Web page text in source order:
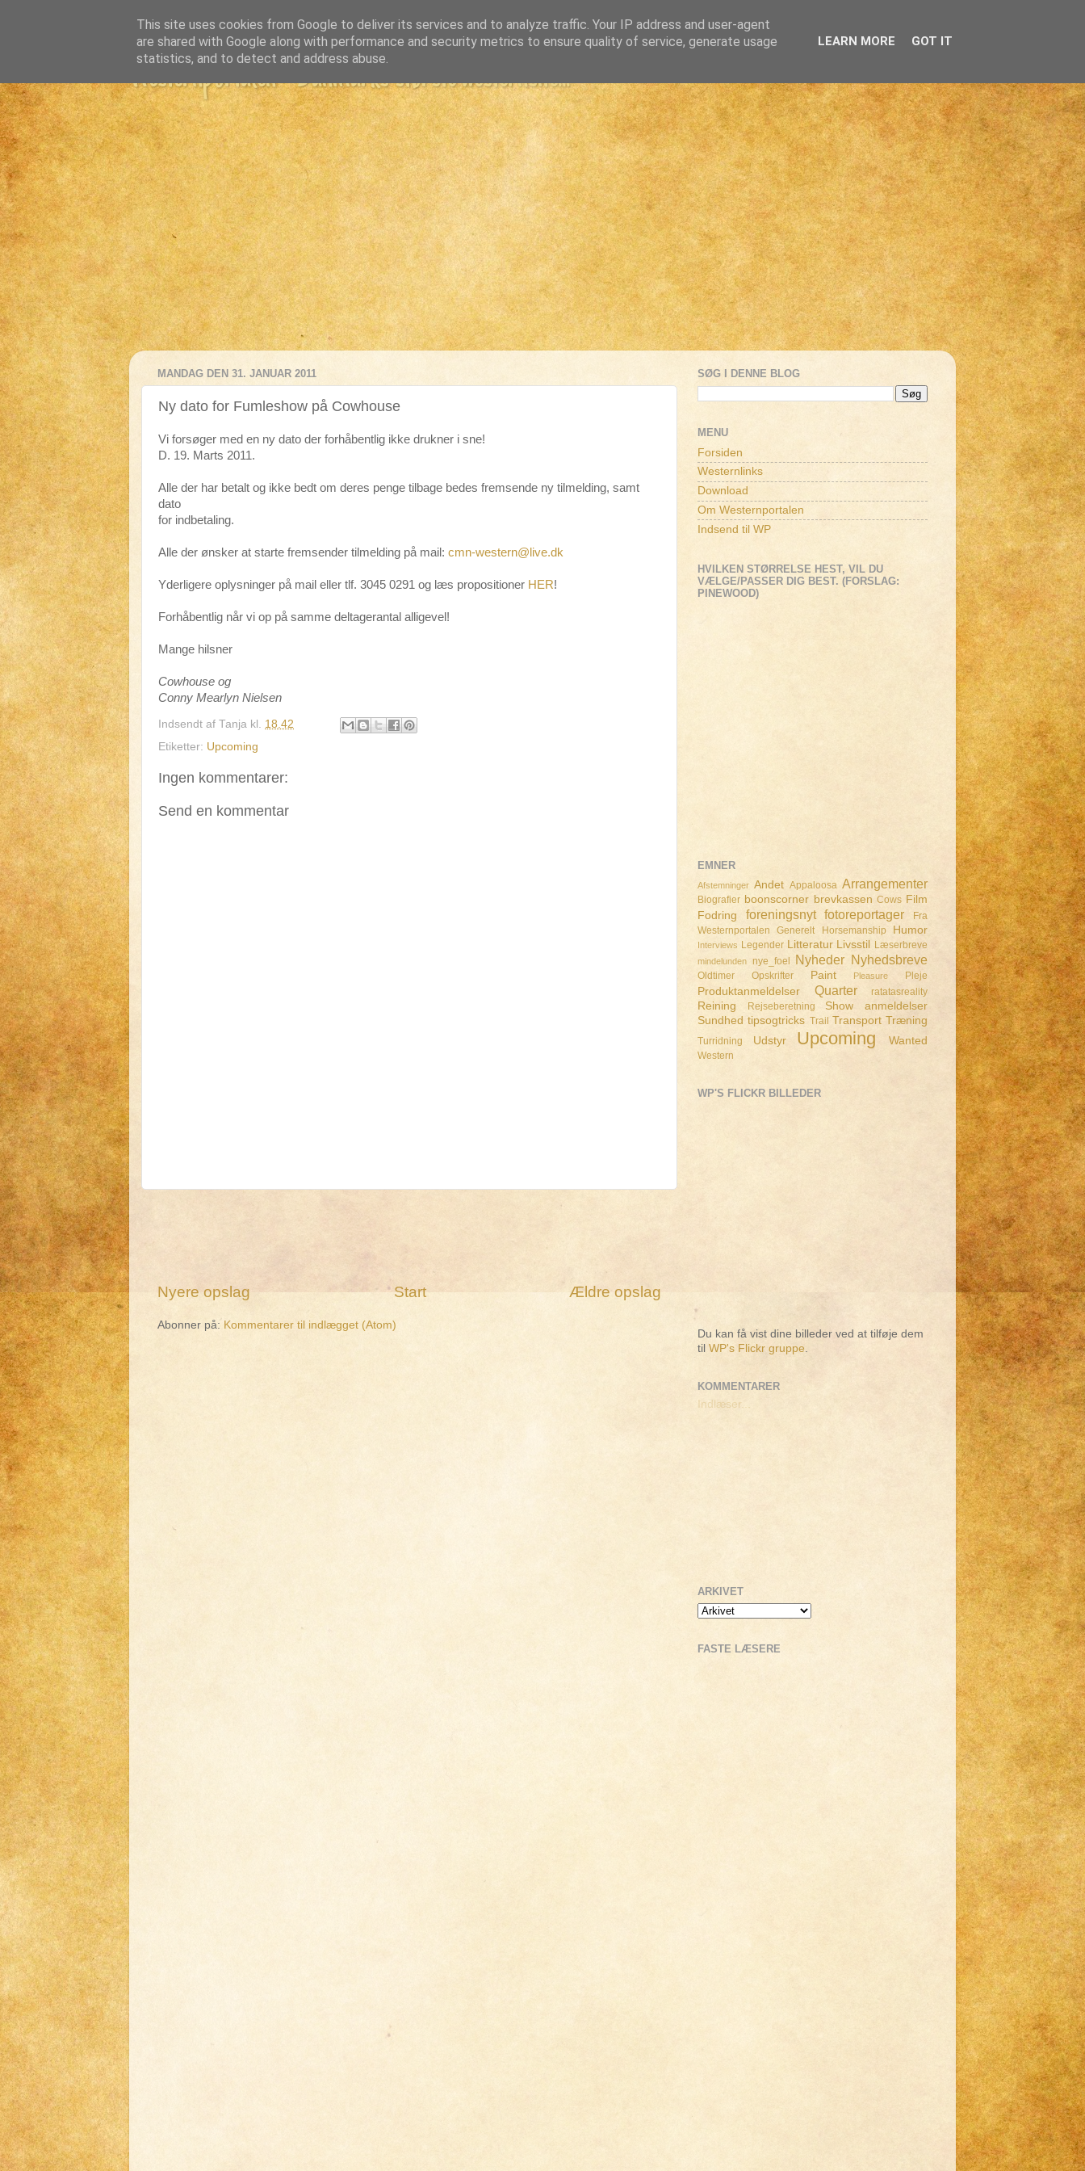
Westernportalen - Danmarks største westernsite...
MANDAG DEN 31. JANUAR 2011
Ny dato for Fumleshow på Cowhouse
Vi forsøger med en ny dato der forhåbentlig ikke drukner i sne!
D. 19. Marts 2011.
Alle der har betalt og ikke bedt om deres penge tilbage bedes fremsende ny tilmelding, samt
dato
for indbetaling.
Alle der ønsker at starte fremsender tilmelding på mail: cmn-western@live.dk
Yderligere oplysninger på mail eller tlf. 3045 0291 og læs propositioner HER!
Forhåbentlig når vi op på samme deltagerantal alligevel!
Mange hilsner
Cowhouse og
Conny Mearlyn Nielsen
Indsendt af Tanja kl. 18.42
Etiketter: Upcoming
Ingen kommentarer:
Send en kommentar
Nyere opslag Ældre opslag
Start
Abonner på: Kommentarer til indlægget (Atom)
SØG I DENNE BLOG
MENU
Forsiden
Westernlinks
Download
Om Westernportalen
Indsend til WP
HVILKEN STØRRELSE HEST, VIL DU
VÆLGE/PASSER DIG BEST. (FORSLAG:
PINEWOOD)
EMNER
Afstemninger Andet Appaloosa Arrangementer
Biografier boonscorner brevkassen Cows Film
Fodring
foreningsnyt fotoreportager
Fra
Westernportalen
Generelt Horsemanship Humor
Interviews Legender Litteratur Livsstil Læserbreve
mindelunden nye_foel Nyheder Nyhedsbreve
Oldtimer Opskrifter Paint Pleasure Pleje
Produktanmeldelser Quarter ratatasreality
Reining Rejseberetning
Show anmeldelser
Sundhed tipsogtricks Trail Transport Træning
Turridning Udstyr Upcoming Wanted
Western
WP'S FLICKR BILLEDER
Du kan få vist dine billeder ved at tilføje dem
til WP's Flickr gruppe
KOMMENTARER
Indlæser...
ARKIVET
FASTE LÆSERE
This site uses cookies from Google to deliver its services and to analyze traffic. Your IP address and user-agent
are shared with Google along with performance and security metrics to ensure quality of service, generate usage
statistics, and to detect and address abuse.
LEARN MORE GOT IT